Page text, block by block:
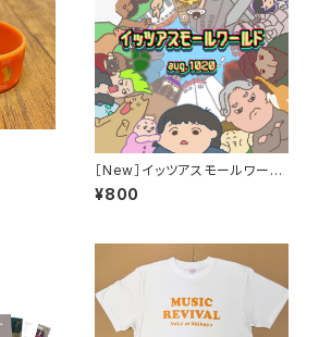
［New］イッツアスモールワール
ド
¥800